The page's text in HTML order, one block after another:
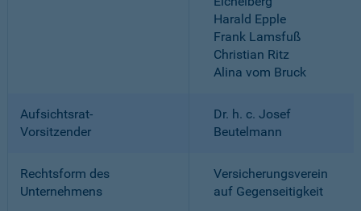
Harald Epple
Frank Lamsfuß
Christian Ritz
Alina vom Bruck
Aufsichtsrat-
Vorsitzender
Dr. h. c. Josef
Beutelmann
Rechtsform des
Unternehmens
Versicherungsverein
auf Gegenseitigkeit